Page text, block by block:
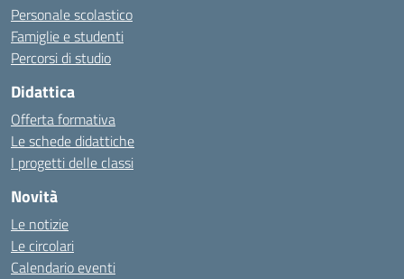
Personale scolastico
Famiglie e studenti
Percorsi di studio
Didattica
Offerta formativa
Le schede didattiche
I progetti delle classi
Novità
Le notizie
Le circolari
Calendario eventi